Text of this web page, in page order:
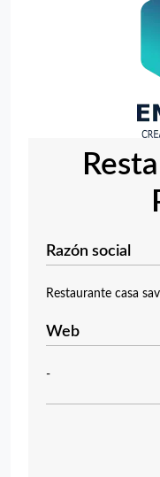
Razón social
Restaurante casa
Web
-